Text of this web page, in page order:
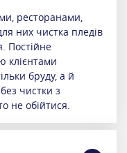
ресторанами,
них чистка пледів
Постійне
клієнтами
бруду, а й
чистки з
не обійтися.